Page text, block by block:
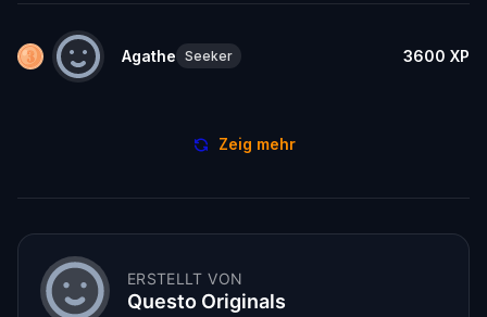
Agathe Seeker 3600 XP
Zeig mehr
ERSTELLT VON
Questo Originals